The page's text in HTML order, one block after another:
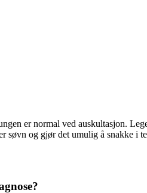
er normal ved auskultasjon.
søvn og gjør det umulig å snakke i